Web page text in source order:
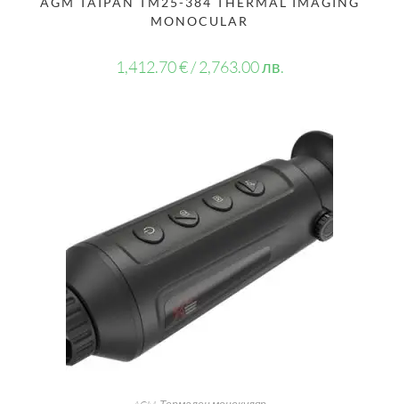
MONOCULAR
1,412.70€ / 2,763.00 лв.
ДОБАВЯНЕ В КОЛИЧКАТА